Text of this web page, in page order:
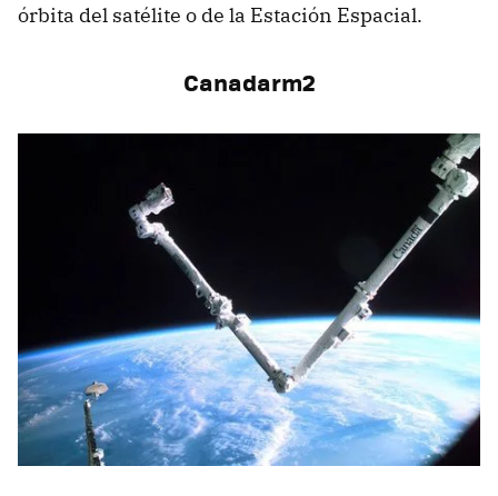
órbita del satélite o de la Estación Espacial.
Canadarm2